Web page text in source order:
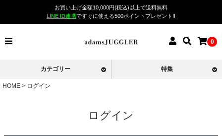
お買い上げ金額10,000円(税込)以上で送料無料
LINE ID連携ですぐに使える500ポイントプレゼント!!
0
カテゴリー 特集
HOME ログイン
ログイン